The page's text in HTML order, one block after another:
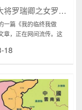
开国大将罗瑞卿之女罗点点：尊严死不是安乐死
一篇《我的临终我做
章，正在网间流传。这
采访性报道，她以《我
做主》一书而被关注。
18